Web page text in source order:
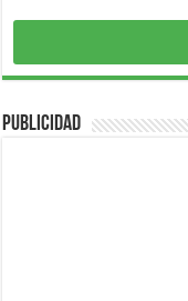
Publicidad